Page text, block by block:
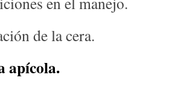
de la cera.
apícola.